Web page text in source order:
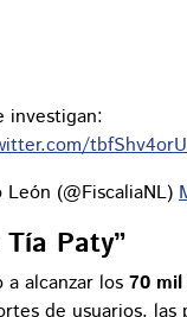
investigan:
tbfShv4orU
(@FiscaliaNL)
Paty”
alcanzar los 70 mil
de usuarios, las